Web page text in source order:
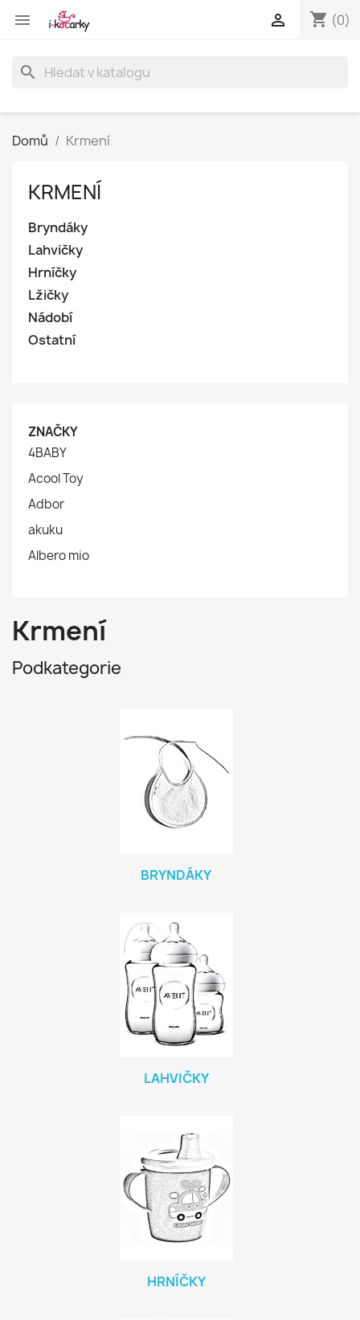
 shopping_cart (0)

search
Domů Krmení
KRMENÍ
Bryndáky
Lahvičky
Hrníčky
Lžičky
Nádobí
Ostatní
ZNAČKY
4BABY
Acool Toy
Adbor
akuku
Albero mio
Krmení
Podkategorie
BRYNDÁKY
LAHVIČKY
HRNÍČKY